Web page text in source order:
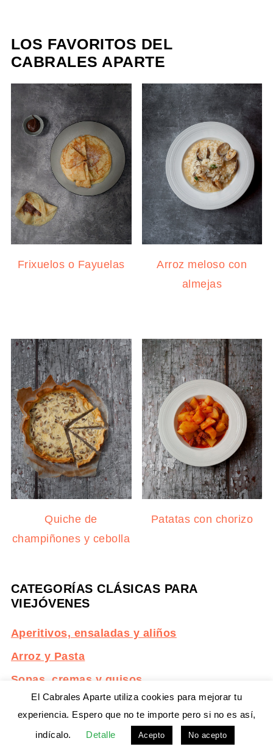
LOS FAVORITOS DEL
CABRALES APARTE
Frixuelos o Fayuelas
Arroz meloso con
almejas
Quiche de
champiñones y cebolla
Patatas con chorizo
CATEGORÍAS CLÁSICAS PARA
VIEJÓVENES
Aperitivos, ensaladas y aliños
Arroz y Pasta
Sopas, cremas y guisos
Platos principales
Postres, dulces y masas
El Cabrales Aparte utiliza cookies para mejorar tu
experiencia. Espero que no te importe pero si no es así,
indícalo.
Detalle Acepto No acepto